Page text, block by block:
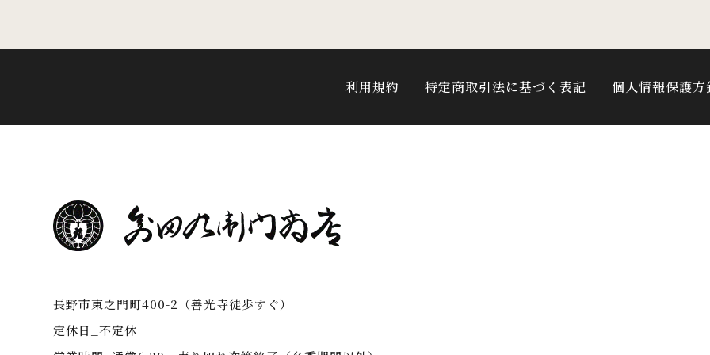
利用規約 特定商取引法に基づく表記 個人情報保護方
長野市東之門町400-2（善光寺徒歩すぐ）
定休日_不定休